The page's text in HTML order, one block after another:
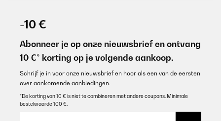
Amazon-Benutzer
GECONTROLEERDE BEOORDELING
-10 €
Abonneer je op onze nieuwsbrief en ontvang
10 €* korting op je volgende aankoop.
Schrijf je in voor onze nieuwsbrief en hoor als een van de eersten
over aankomende aanbiedingen.
*De korting van 10 € is niet te combineren met andere coupons. Minimale
bestelwaarde 100 €.